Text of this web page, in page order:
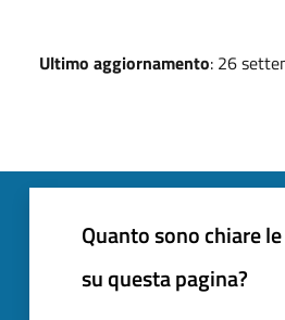
Ultimo aggiornamento: 26
Quanto sono chiare
su questa pagina?